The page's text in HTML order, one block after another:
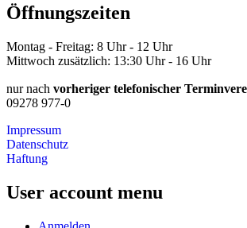
Öffnungszeiten
Montag - Freitag: 8 Uhr - 12 Uhr
Mittwoch zusätzlich: 13:30 Uhr - 16 Uhr
nur nach vorheriger telefonischer
09278 977-0
Impressum
Datenschutz
Haftung
User account menu